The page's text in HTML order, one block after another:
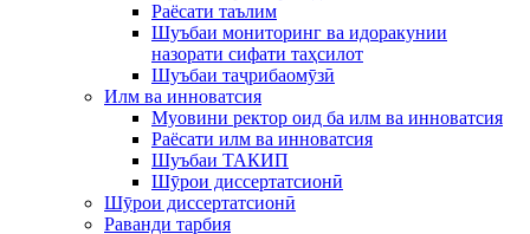
Раёсати таълим
Шуъбаи мониторинг ва идоракунии
назорати сифати таҳсилот
Шуъбаи таҷрибаомӯзӣ
Илм ва инноватсия
Муовини ректор оид ба илм ва инноватсия
Раёсати илм ва инноватсия
Шуъбаи ТАКИП
Шӯрои диссертатсионӣ
Шӯрои диссертатсионӣ
Раванди тарбия